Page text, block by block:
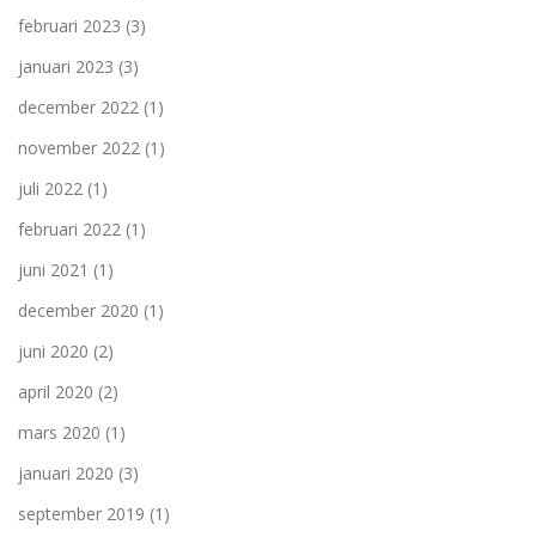
februari 2023 (3)
januari 2023 (3)
december 2022 (1)
november 2022 (1)
juli 2022 (1)
februari 2022 (1)
juni 2021 (1)
december 2020 (1)
juni 2020 (2)
april 2020 (2)
mars 2020 (1)
januari 2020 (3)
september 2019 (1)